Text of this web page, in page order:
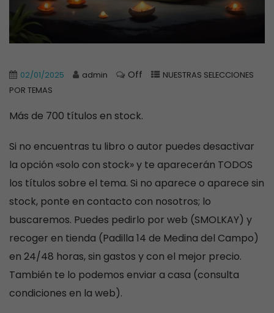
02/01/2025 admin Off
NUESTRAS SELECCIONES
POR TEMAS
Más de 700 títulos en stock.
Si no encuentras tu libro o autor puedes desactivar
la opción «solo con stock» y te aparecerán TODOS
los títulos sobre el tema. Si no aparece o aparece sin
stock, ponte en contacto con nosotros; lo
buscaremos. Puedes pedirlo por web (SMOLKAY) y
recoger en tienda (Padilla 14 de Medina del Campo)
en 24/48 horas, sin gastos y con el mejor precio.
También te lo podemos enviar a casa (consulta
condiciones en la web).